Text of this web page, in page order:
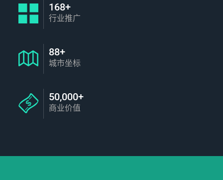
168+
行业推广
88+
城市坐标
50,000+
商业价值